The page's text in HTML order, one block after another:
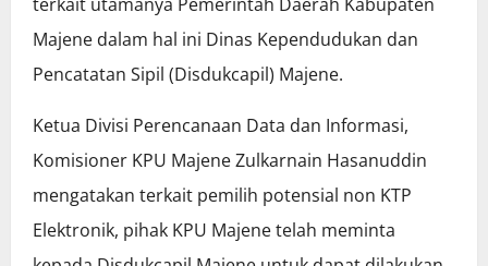
Majene dalam hal ini Dinas Kependudukan dan
Pencatatan Sipil (Disdukcapil) Majene.
Ketua Divisi Perencanaan Data dan Informasi,
Komisioner KPU Majene Zulkarnain Hasanuddin
mengatakan terkait pemilih potensial non KTP
Elektronik, pihak KPU Majene telah meminta